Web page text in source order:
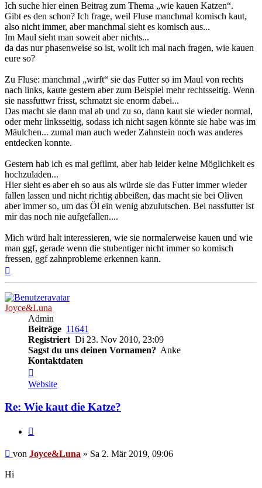
Ich suche hier einen Beitrag zum Thema „wie kauen Katzen“.
Gibt es den schon? Ich frage, weil Fluse manchmal komisch kaut,
also nicht immer, aber manchmal sieht es komisch aus...
Im Maul sieht man soweit aber nichts...
da das nur phasenweise so ist, wollt ich mal nach fragen, wie kauen
eure so?
Zu Fluse: manchmal „wirft“ sie das Futter so im Maul von rechts
nach links, kaute gestern aber zum Beispiel mehr rechtsseitig. Wenn
sie nassfuttwr frisst, schmatzt sie enorm dabei...
Das macht sie dann mal ab und zu so, dann kaut sie wieder normal,
oder mehr linksseitig, sodass ich nicht sagen könnte sie habe was im
Mäulchen... zumal man auch weder Zahnstein noch was anderes
entdecken konnte.
Gestern hab ich es mal gefilmt, aber hab leider keine Möglichkeit es
hochzuladen...
Hier sieht es aber eh so aus als würde sie das Futter immer wieder
fallen lassen und nicht richtig abbeißen, das macht sie bei Oliven
aber immer so, um das Öl ein wenig abzulutschen. Bei nassfutter ist
mir das noch nie aufgefallen....
Mich würd halt interessieren, wie sie normalerweise kauen und wie
man ggf, gerade wenn die stubentiger nicht immer so komisch
fressen, ggf zahnprobleme erkennen kann.
Joyce&Luna
Admin
Beiträge 11641
Registriert Di 23. Nov 2010, 23:09
Sagst du uns deinen Vornamen? Anke
Kontaktdaten
von
Joyce&Luna
Website
Re: Wie kaut die Katze?
Beitrag
von Joyce&Luna » Sa 2. Mär 2019, 09:06
Hi